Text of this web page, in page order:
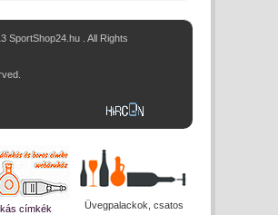
SportShop24.hu . All Rights
címkék
Üvegpalackok, csatos